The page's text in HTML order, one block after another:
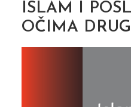
ISLAM I
OČIMA